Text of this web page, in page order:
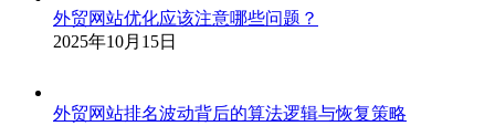
外贸网站优化应该注意哪些问题？
2025年10月15日
外贸网站排名波动背后的算法逻辑与恢复策略